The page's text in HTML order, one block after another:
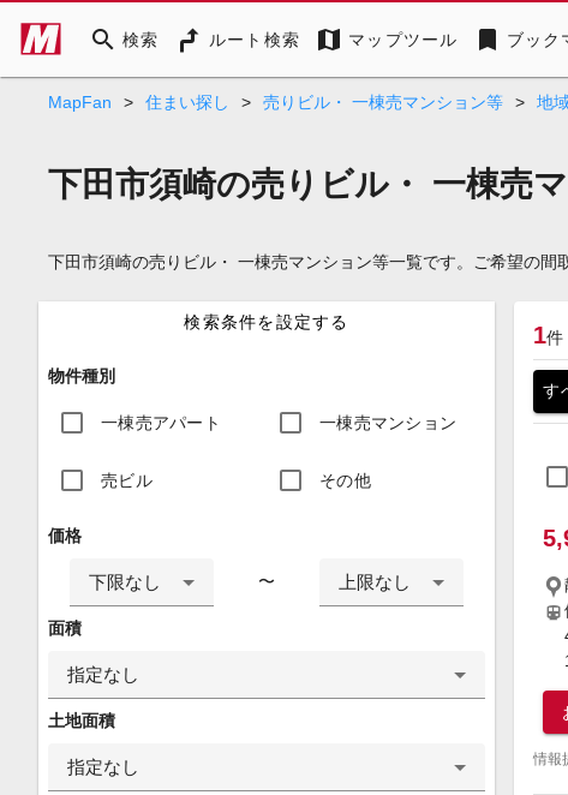
search 検索 ルート検索 map マップツール bookmark ブック
MapFan > 住まい探し > 売りビル・ 一棟売マンション等 > 地
下田市須崎の売りビル・ 一棟売
下田市須崎の売りビル・ 一棟売マンション等一覧です。ご希望の間
検索条件を設定する
物件種別
一棟売アパート 一棟売マンション
売ビル その他
価格
下限なし 〜 上限なし
面積
指定なし
土地面積
指定なし
1件
す
情報